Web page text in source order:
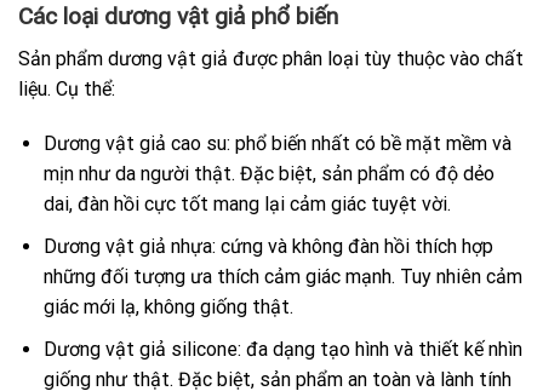
Các loại dương vật giả phổ biến
Sản phẩm dương vật giả được phân loại tùy thuộc vào chất
liệu. Cụ thể:
Dương vật giả cao su: phổ biến nhất có bề mặt mềm và
mịn như da người thật. Đặc biệt, sản phẩm có độ dẻo
dai, đàn hồi cực tốt mang lại cảm giác tuyệt vời.
Dương vật giả nhựa: cứng và không đàn hồi thích hợp
những đối tượng ưa thích cảm giác mạnh. Tuy nhiên cảm
giác mới lạ, không giống thật.
Dương vật giả silicone: đa dạng tạo hình và thiết kế nhìn
giống như thật. Đặc biệt, sản phẩm an toàn và lành tính